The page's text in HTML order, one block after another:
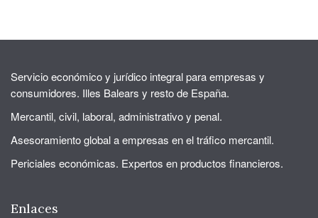
Servicio económico y jurídico integral para empresas y
consumidores. Illes Balears y resto de España.
Mercantil, civil, laboral, administrativo y penal.
Asesoramiento global a empresas en el tráfico mercantil.
Periciales económicas. Expertos en productos financieros.
Enlaces